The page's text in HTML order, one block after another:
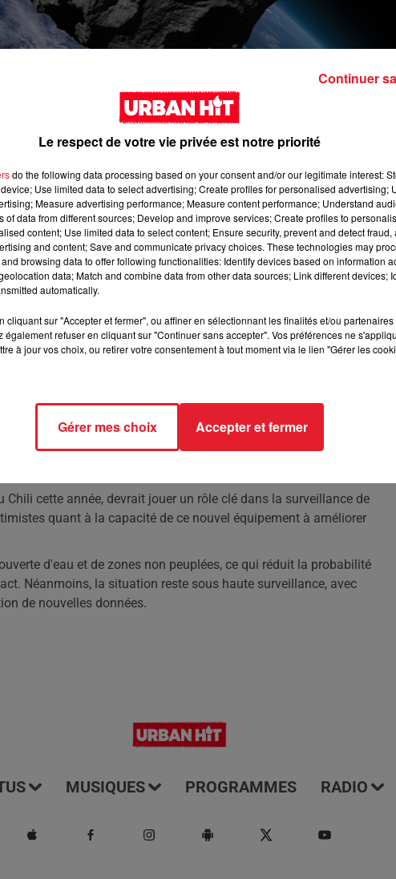
collision avec la Terre en 2032, mais les scientifiques
YR4, qui a depuis suscité un intérêt particulier parmi la
entre 40 et 90 mètres de diamètre, présente une probabilité de
paraître minime, il dépasse le seuil d'alerte de 1% fixé par
de l'astéroïde.
l'importance de ne pas céder à la panique, tout en
pour affiner les prévisions de trajectoire. Ils rappellent
soit en augmentant, à mesure que de nouvelles
plusieurs scénarios. Si l'astéroïde se dirigeait vers une zone
menace directe se précisait, des mesures pourraient être
techniques comportent leurs propres risques.
cette année, devrait jouer un rôle clé dans la surveillance de
quant à la capacité de ce nouvel équipement à améliorer
d'eau et de zones non peuplées, ce qui réduit la probabilité
Néanmoins, la situation reste sous haute surveillance, avec
de nouvelles données.
MUSIQUES PROGRAMMES RADIO
Le respect de votre vie privée est notre priorité
do the following data processing based on your consent and/or our legitimate interest:
Use limited data to select advertising; Create profiles for personalised advertising;
Measure advertising performance; Measure content performance; Understand
of data from different sources; Develop and improve services; Create profiles to
content; Use limited data to select content; Ensure security, prevent and detect fraud,
and content; Save and communicate privacy choices. These technologies may
browsing data to offer following functionalities: Identify devices based on information
data; Match and combine data from other data sources; Link different devices;
automatically.
cliquant sur "Accepter et fermer", ou affiner en sélectionnant les finalités et/ou
également refuser en cliquant sur "Continuer sans accepter". Vos préférences ne
à jour vos choix, ou retirer votre consentement à tout moment via le lien "Gérer les
Gérer mes choix Accepter et fermer
Continuer